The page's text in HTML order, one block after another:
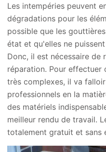
Les intempéries peuvent
dégradations pour les
possible que les
état et qu'elles ne
Donc, il est nécessaire de
réparation. Pour effectuer
très complexes, il va
professionnels en la
des matériels
meilleur rendu de travail.
totalement gratuit et sans